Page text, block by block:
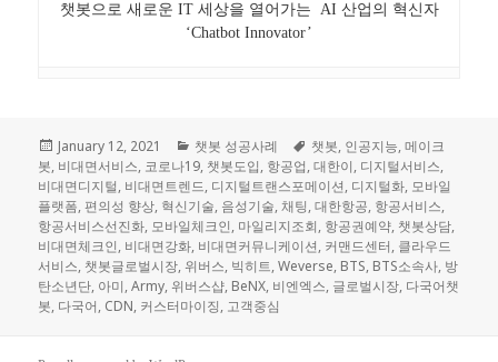
챗봇으로 새로운 IT 세상을 열어가는 AI 산업의 혁신자
‘Chatbot Innovator’
Posted
on
January 12, 2021 Categories
챗봇 성공사례 Tags
챗봇, 인공지능,메이크
봇, 비대면서비스, 코로나19, 챗봇도입, 항공업,대한이, 디지털서비스,
비대면디지털, 비대면트렌드, 디지털트랜스포메이션, 디지털화, 모바일
플랫폼,편의성 향상, 혁신기술, 음성기술,채팅,대한항공, 항공서비스,
항공서비스선진화, 모바일체크인, 마일리지조회, 항공권예약, 챗봇상담,
비대면체크인, 비대면강화, 비대면커뮤니케이션, 커맨드센터, 클라우드
서비스, 챗봇글로벌시장, 위버스, 빅히트,Weverse, BTS, BTS소속사, 방
탄소년단, 아미,Army, 위버스샵, BeNX, 비엔엑스, 글로벌시장, 다국어챗
봇, 다국어, CDN, 커스터마이징, 고객중심